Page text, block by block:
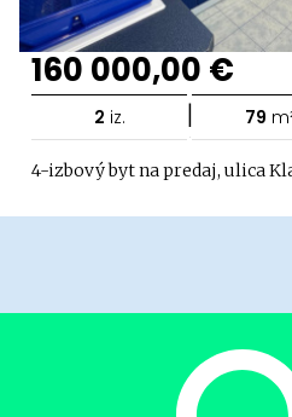
160 000,00 €
2 iz. | 79
4-izbový byt na predaj, ulica